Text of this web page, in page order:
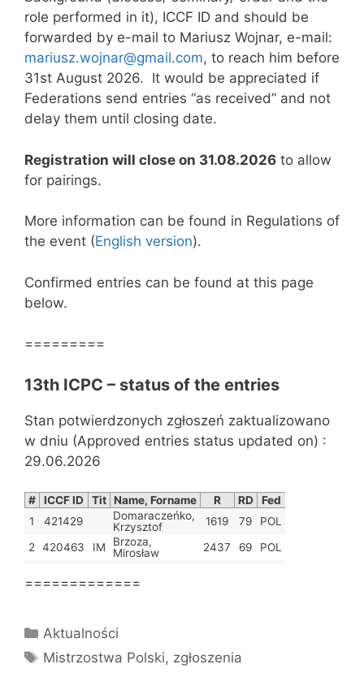
role performed in it), ICCF ID and should be
forwarded by e-mail to Mariusz Wojnar, e-mail:
mariusz.wojnar@gmail.com, to reach him before
31st August 2026. It would be appreciated if
Federations send entries “as received” and not
delay them until closing date.
Registration will close on 31.08.2026 to allow
for pairings.
More information can be found in Regulations of
the event (English version).
Confirmed entries can be found at this page
below.
=========
13th ICPC – status of the entries
Stan potwierdzonych zgłoszeń zaktualizowano
w dniu (Approved entries status updated on) :
29.06.2026
# ICCF ID Tit Name, Forname R RD Fed
1
421429
Domaraczeńko,
Krzysztof
1619 79 POL
2 420463 IM
Brzoza,
Mirosław
2437 69 POL
=============
Kategorie
Aktualności
Tagi
Mistrzostwa Polski, zgłoszenia